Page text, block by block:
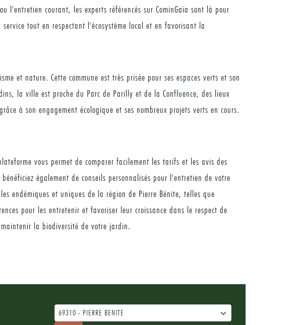
courant, les experts référencés sur CominGaïa sont là pour
tout en respectant l'écosystème local et en favorisant la
et nature. Cette commune est très prisée pour ses espaces verts et son
la ville est proche du Parc de Parilly et de la Confluence, des lieux
à son engagement écologique et ses nombreux projets verts en cours.
vous permet de comparer facilement les tarifs et les avis des
également de conseils personnalisés pour l'entretien de votre
endémiques et uniques de la région de Pierre Bénite, telles que
pour les entretenir et favoriser leur croissance dans le respect de
la biodiversité de votre jardin.
69310 - PIERRE BENITE